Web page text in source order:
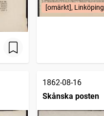
[omärkt], Linköping
1862-08-16
Skånska posten